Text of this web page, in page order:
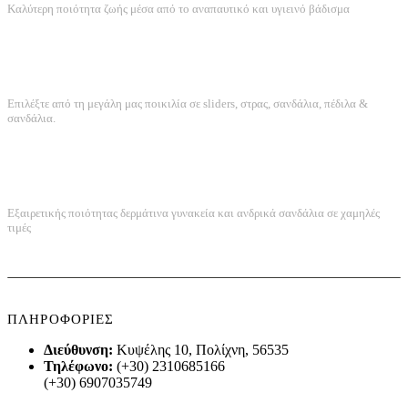
Καλύτερη ποιότητα ζωής μέσα από το αναπαυτικό και υγιεινό βάδισμα
Επιλέξτε από τη μεγάλη μας ποικιλία σε sliders, στρας, σανδάλια, πέδιλα &
σανδάλια.
Εξαιρετικής ποιότητας δερμάτινα γυνακεία και ανδρικά σανδάλια σε χαμηλές
τιμές
ΠΛΗΡΟΦΟΡΙΕΣ
Διεύθυνση: Κυψέλης 10, Πολίχνη, 56535
Τηλέφωνο: (+30) 2310685166
(+30) 6907035749